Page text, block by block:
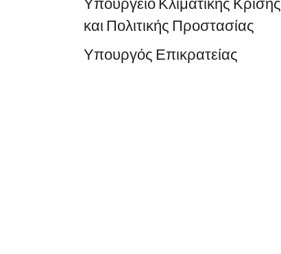
και Πολιτικής Προστασίας
Υπουργός Επικρατείας